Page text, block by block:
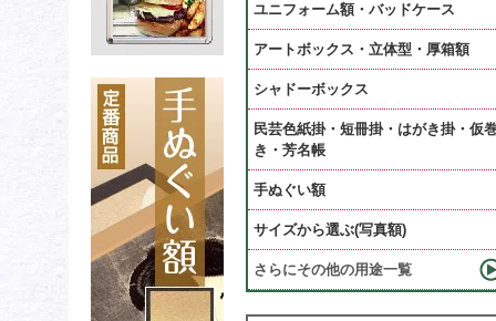
ユニフォーム額・バッドケース
アートボックス・立体型・厚箱額
シャドーボックス
民芸色紙掛・短冊掛・はがき掛・仮
き・芳名帳
手ぬぐい額
サイズから選ぶ(写真額)
さらにその他の用途一覧